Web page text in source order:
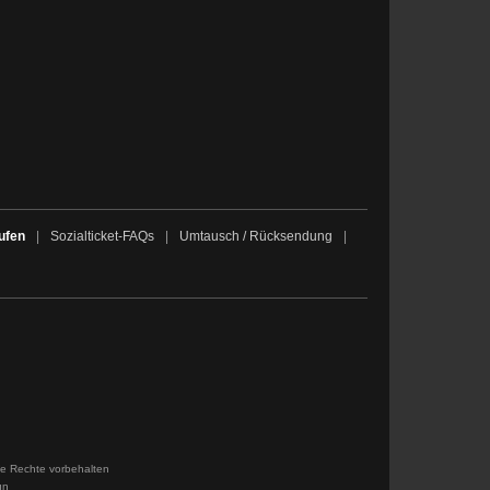
| Sozialticket-FAQs | Umtausch / Rücksendung |
Rechte vorbehalten